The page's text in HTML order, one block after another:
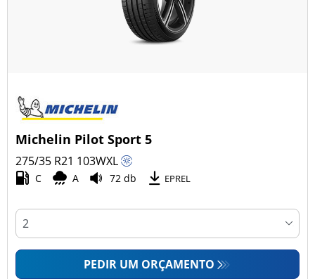
Michelin Pilot Sport 5
275/35 R21 103WXL
C A 72 db EPREL
PEDIR UM ORÇAMENTO